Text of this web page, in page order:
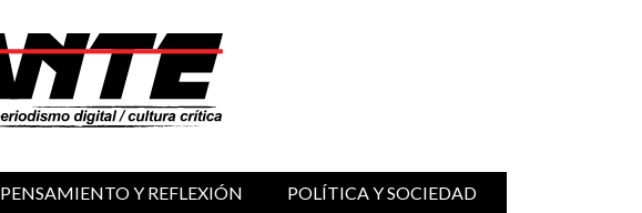
PENSAMIENTO Y REFLEXIÓN POLÍTICA Y SOCIEDAD